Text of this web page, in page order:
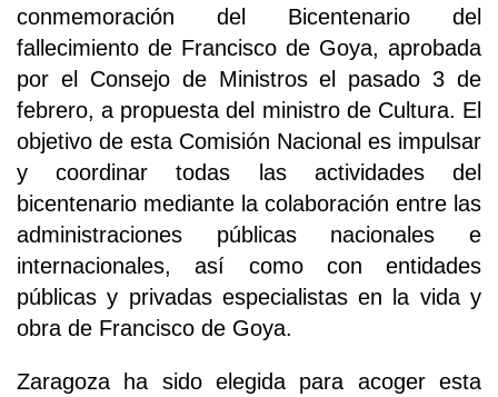
conmemoración del Bicentenario del
fallecimiento de Francisco de Goya, aprobada
por el Consejo de Ministros el pasado 3 de
febrero, a propuesta del ministro de Cultura. El
objetivo de esta Comisión Nacional es impulsar
y coordinar todas las actividades del
bicentenario mediante la colaboración entre las
administraciones públicas nacionales e
internacionales, así como con entidades
públicas y privadas especialistas en la vida y
obra de Francisco de Goya.
Zaragoza ha sido elegida para acoger esta